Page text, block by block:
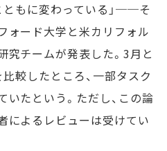
ともに変わっている」──そ
ォード大学と米カリフォル
究チームが発表した。3月と
較したところ、一部タスク
たという。ただし、この論
によるレビューは受けてい